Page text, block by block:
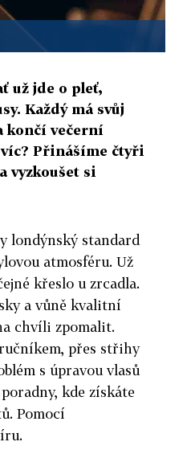
už jde o pleť,
Každý má svůj
končí večerní
víc? Přinášíme čtyři
vyzkoušet si
londýnský standard
atmosféru. Už
křeslo u zrcadla.
a vůně kvalitní
chvíli zpomalit.
přes střihy
s úpravou vlasů
kde získáte
Pomocí